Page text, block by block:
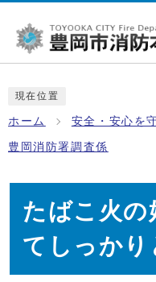
現在位置
ホーム 安全・安心を
豊岡消防署調査係
たばこ火の
てしっかり